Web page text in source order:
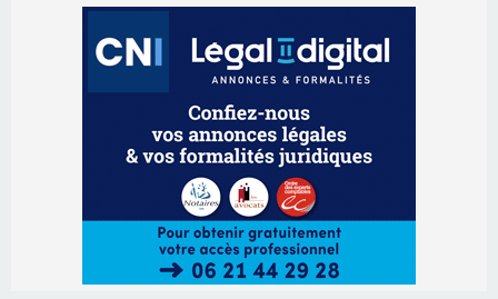
Les brèves
Ucciani – Marché des producteurs à Cruculi le
Corte – L’association A Nuciola organise une
projection sous les étoiles